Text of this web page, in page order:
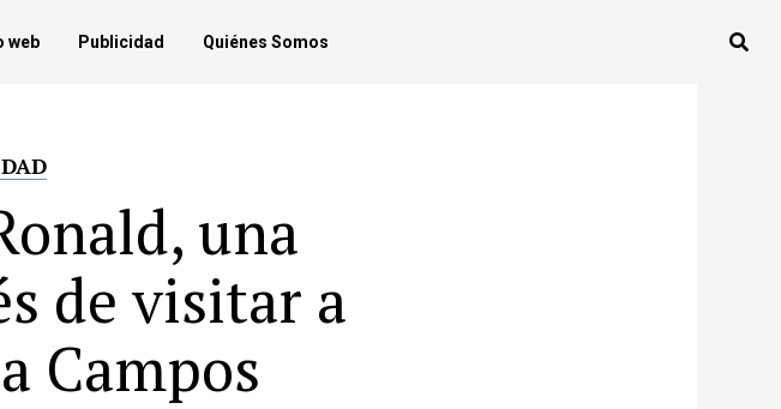
web Publicidad Quiénes Somos
una
de visitar a
Campos